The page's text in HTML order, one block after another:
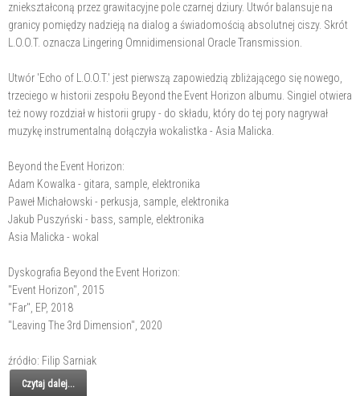
zniekształconą przez grawitacyjne pole czarnej dziury. Utwór balansuje na
granicy pomiędzy nadzieją na dialog a świadomością absolutnej ciszy. Skrót
L.O.O.T. oznacza Lingering Omnidimensional Oracle Transmission.
Utwór 'Echo of L.O.O.T.' jest pierwszą zapowiedzią zbliżającego się nowego,
trzeciego w historii zespołu Beyond the Event Horizon albumu. Singiel otwiera
też nowy rozdział w historii grupy - do składu, który do tej pory nagrywał
muzykę instrumentalną dołączyła wokalistka - Asia Malicka.
Beyond the Event Horizon:
Adam Kowalka - gitara, sample, elektronika
Paweł Michałowski - perkusja, sample, elektronika
Jakub Puszyński - bass, sample, elektronika
Asia Malicka - wokal
Dyskografia Beyond the Event Horizon:
"Event Horizon", 2015
"Far", EP, 2018
"Leaving The 3rd Dimension", 2020
źródło: Filip Sarniak
Czytaj dalej...